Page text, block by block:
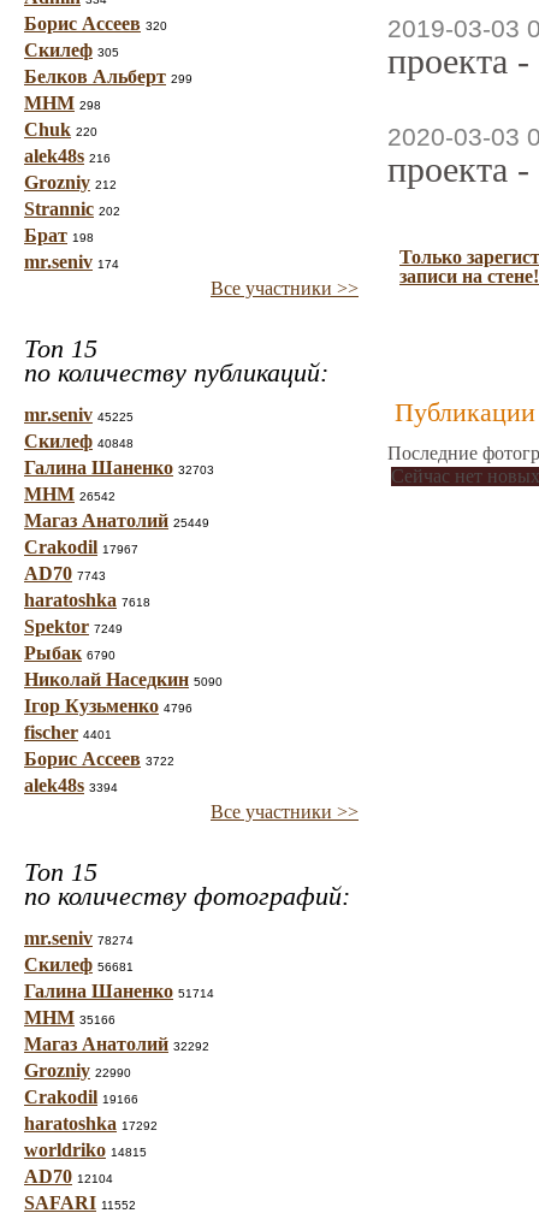
Борис Ассеев 320
Скилеф 305
Белков Альберт 299
МНМ 298
Chuk 220
alek48s 216
Grozniy 212
Strannic 202
Брат 198
mr.seniv 174
Все участники >>
Топ 15
по количеству публикаций:
mr.seniv 45225
Скилеф 40848
Галина Шаненко 32703
МНМ 26542
Магаз Анатолий 25449
Crakodil 17967
AD70 7743
haratoshka 7618
Spektor 7249
Рыбак 6790
Николай Наседкин 5090
Ігор Кузьменко 4796
fischer 4401
Борис Ассеев 3722
alek48s 3394
Все участники >>
Топ 15
по количеству фотографий:
mr.seniv 78274
Скилеф 56681
Галина Шаненко 51714
МНМ 35166
Магаз Анатолий 32292
Grozniy 22990
Crakodil 19166
haratoshka 17292
worldriko 14815
AD70 12104
SAFARI 11552
2019-03-03
проекта
2020-03-03
проекта
Только
записи на стене!
Публикации
Последние
Сейчас нет